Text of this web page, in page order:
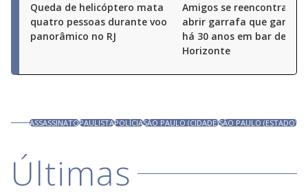
Queda de helicóptero mata
quatro pessoas durante voo
panorâmico no RJ
Amigos se reencontram
abrir garrafa que
há 30 anos em bar de
Horizonte
ASSASSINATOPAULISTAPOLÍCIASÃO PAULO (CIDADE)SÃO PAULO (ESTADO)
Últimas